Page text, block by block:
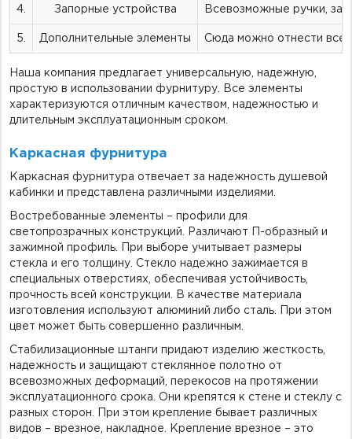
4. Запорные устройства Всевозможные ручки,
5. Дополнительные элементы Сюда можно отнести
Наша компания предлагает универсальную, надежную,
простую в использовании фурнитуру. Все элементы
характеризуются отличным качеством, надежностью и
длительным эксплуатационным сроком.
Каркасная фурнитура
Каркасная фурнитура отвечает за надежность душевой
кабинки и представлена различными изделиями.
Востребованные элементы – профили для
светопрозрачных конструкций. Различают П-образный и
зажимной профиль. При выборе учитывает размеры
стекла и его толщину. Стекло надежно зажимается в
специальных отверстиях, обеспечивая устойчивость,
прочность всей конструкции. В качестве материала
изготовления используют алюминий либо сталь. При этом
цвет может быть совершенно различным.
Стабилизационные штанги придают изделию жесткость,
надежность и защищают стеклянное полотно от
всевозможных деформаций, перекосов на протяжении
эксплуатационного срока. Они крепятся к стене и стеклу с
разных сторон. При этом крепление бывает различных
видов – врезное, накладное. Крепление врезное – это